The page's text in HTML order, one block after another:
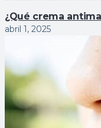
¿Qué crema
abril 1, 2025